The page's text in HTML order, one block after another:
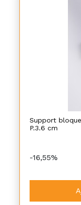
Support
P.3.6 cm
-16,55%